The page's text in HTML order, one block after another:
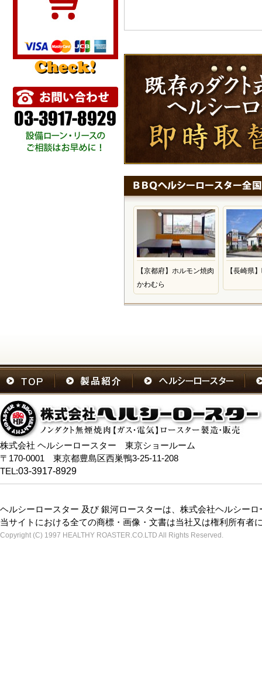
【京都府】ホルモン焼肉
かわむら
【長崎県
株式会社 ヘルシーロースター 東京ショールーム
〒170-0001 東京都豊島区西巣鴨3-25-11-208
TEL:03-3917-8929
ヘルシーロースター 及び 銀河ロースターは、株式会社ヘルシー
当サイトにおける全ての商標・画像・文書は当社又は権利所有者
Copyright (C) 1997 HEALTHY ROASTER.CO.LTD All Rights Reserved.